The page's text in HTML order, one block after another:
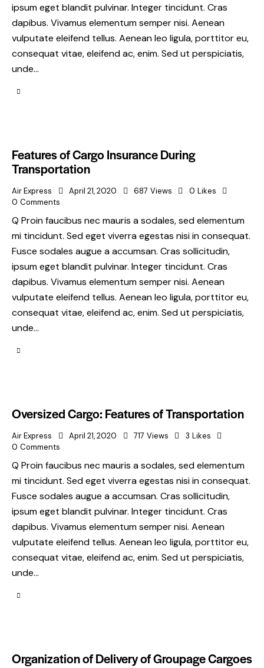
ipsum eget blandit pulvinar. Integer tincidunt. Cras
dapibus. Vivamus elementum semper nisi. Aenean
vulputate eleifend tellus. Aenean leo ligula, porttitor eu,
consequat vitae, eleifend ac, enim. Sed ut perspiciatis,
unde…
Features of Cargo Insurance During
Transportation
Air Express April 21, 2020 687 Views 0 Likes
0 Comments
Q Proin faucibus nec mauris a sodales, sed elementum
mi tincidunt. Sed eget viverra egestas nisi in consequat.
Fusce sodales augue a accumsan. Cras sollicitudin,
ipsum eget blandit pulvinar. Integer tincidunt. Cras
dapibus. Vivamus elementum semper nisi. Aenean
vulputate eleifend tellus. Aenean leo ligula, porttitor eu,
consequat vitae, eleifend ac, enim. Sed ut perspiciatis,
unde…
Oversized Cargo: Features of Transportation
Air Express April 21, 2020 717 Views 3 Likes
0 Comments
Q Proin faucibus nec mauris a sodales, sed elementum
mi tincidunt. Sed eget viverra egestas nisi in consequat.
Fusce sodales augue a accumsan. Cras sollicitudin,
ipsum eget blandit pulvinar. Integer tincidunt. Cras
dapibus. Vivamus elementum semper nisi. Aenean
vulputate eleifend tellus. Aenean leo ligula, porttitor eu,
consequat vitae, eleifend ac, enim. Sed ut perspiciatis,
unde…
Organization of Delivery of Groupage Cargoes